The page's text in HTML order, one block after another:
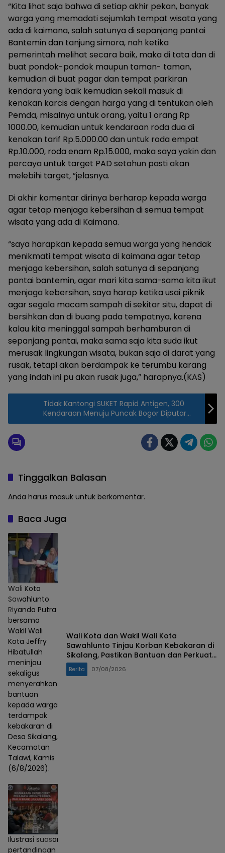
“Kita lihat saja bahwa di setiap akhir pekan, banyak
warga yang memadati sejumlah tempat wisata yang
ada di kaimana, salah satunya di sepanjang pantai
Bantemin dan tanjung simora, nah ketika
pemerintah melihat secara baik, maka di tata dan di
buat pondok-pondok maupun taman- taman,
kemudian di buat pagar dan tempat parkiran
kendara yang baik kemudian sekali masuk di
kenakan karcis dengan harga yang di tentukan oleh
Pemda, misalnya untuk orang, yaitu 1 orang Rp
1000.00, kemudian untuk kendaraan roda dua di
kenakan tarif Rp.5.000.00 dan untuk roda empat
Rp.10.000, roda enam Rp.15.000, maka saya yakin dan
percaya untuk target PAD setahun pasti akan
melebihi target, ”jelasnya.
Di akhir komentar dirinya berharap kepada warga
agar tetap menjaga kebersihan di semua tempat
wisata yang ada di Kaimana.
“saya harapkan kepada semua warga yang hendak
menikmati tempat wisata di kaimana agar tetap
menjaga kebersihan, salah satunya di sepanjang
pantai bantemin, agar mari kita sama-sama kita ikut
menjaga kebersihan, saya harap ketika usai piknik
agar segala macam sampah di sekitar situ, dapat di
bersihkan dan di buang pada tempatnya, karena
kalau kita meninggal sampah berhamburan di
sepanjang pantai, maka sama saja kita suda ikut
merusak lingkungan wisata, bukan saja di darat yang
rusak, tetapi akan berdampak ke terumbu karang
yang indah ini pu akan rusak juga,” harapnya.(KAS)
Tidak Kantongi SUKET Rapid Antigen, 300
Kendaraan Menuju Puncak Bogor Diputar
Balik
Tinggalkan Balasan
Anda harus masuk untuk berkomentar.
Baca Juga
Wali Kota
Sawahlunto
Riyanda Putra
bersama
Wakil Wali
Kota Jeffry
Hibatullah
meninjau
sekaligus
menyerahkan
bantuan
kepada warga
terdampak
kebakaran di
Desa Sikalang,
Kecamatan
Talawi, Kamis
(6/8/2026).
Wali Kota dan Wakil Wali Kota
Sawahlunto Tinjau Korban Kebakaran di
Sikalang, Pastikan Bantuan dan Perkuat
Mitigasi Bencana
Berita 07/08/2026
Ilustrasi suasana
pertandingan